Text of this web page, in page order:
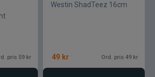
pris 59 kr
Westin ShadTeez 16cm
49 kr Ord. pris 49 kr